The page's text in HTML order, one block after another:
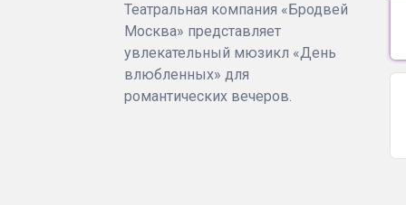
Театральная компания «Бродвей
Москва» представляет
увлекательный мюзикл «День
влюбленных» для
романтических вечеров.